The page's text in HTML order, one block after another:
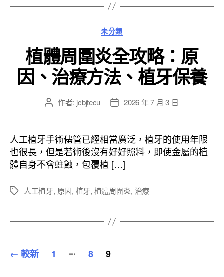
分
類
未分類
植體周圍炎全攻略：原
因、治療方法、植牙保養
文
者
作者: jcbjtecu
文
佈
日
期
2026 年 7 月 3 日
人工植牙手術儘管已經相當廣泛，植牙的使用年限
也很長，但是若術後沒有好好照料，即使金屬的植
體自身不會蛀蝕，包覆植 […]
標
人工植牙, 原因, 植牙, 植體周圍炎, 治療
文
← 較新 1 ... 8 9